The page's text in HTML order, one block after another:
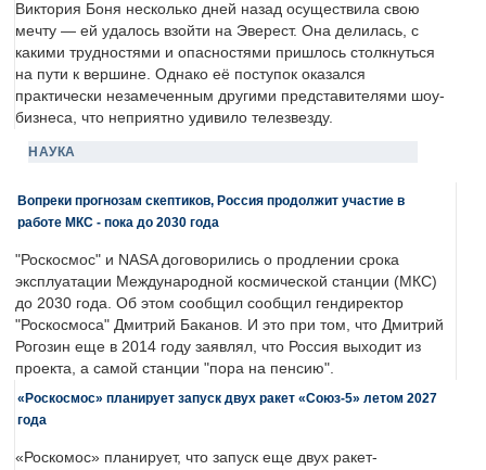
Виктория Боня несколько дней назад осуществила свою
мечту — ей удалось взойти на Эверест. Она делилась, с
какими трудностями и опасностями пришлось столкнуться
на пути к вершине. Однако её поступок оказался
практически незамеченным другими представителями шоу-
бизнеса, что неприятно удивило телезвезду.
НАУКА
Вопреки прогнозам скептиков, Россия продолжит участие в
работе МКС - пока до 2030 года
"Роскосмос" и NASA договорились о продлении срока
эксплуатации Международной космической станции (МКС)
до 2030 года. Об этом сообщил сообщил гендиректор
"Роскосмоса" Дмитрий Баканов. И это при том, что Дмитрий
Рогозин еще в 2014 году заявлял, что Россия выходит из
проекта, а самой станции "пора на пенсию".
«Роскосмос» планирует запуск двух ракет «Союз-5» летом 2027
года
«Роскомос» планирует, что запуск еще двух ракет-